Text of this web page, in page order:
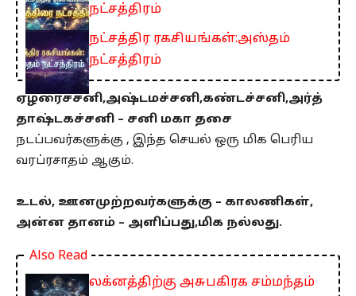
நட்சத்திரம்
நட்சத்திர ரகசியங்கள்:அஸ்தம்
நட்சத்திரம்
ஏழரைச்சனி,அஷ்டமச்சனி,கண்டச்சனி,அர்த்
தாஷ்டகச்சனி – சனி மகா தசை
நடப்பவர்களுக்கு , இந்த செயல் ஒரு மிக பெரிய
வரப்ரசாதம் ஆகும்.
உடல், ஊனமுற்றவர்களுக்கு – காலணிகள்,
அன்ன தானம் – அளிப்பது,மிக நல்லது.
Also Read
லக்னத்திற்கு அசுபகிரக சம்மந்தம்